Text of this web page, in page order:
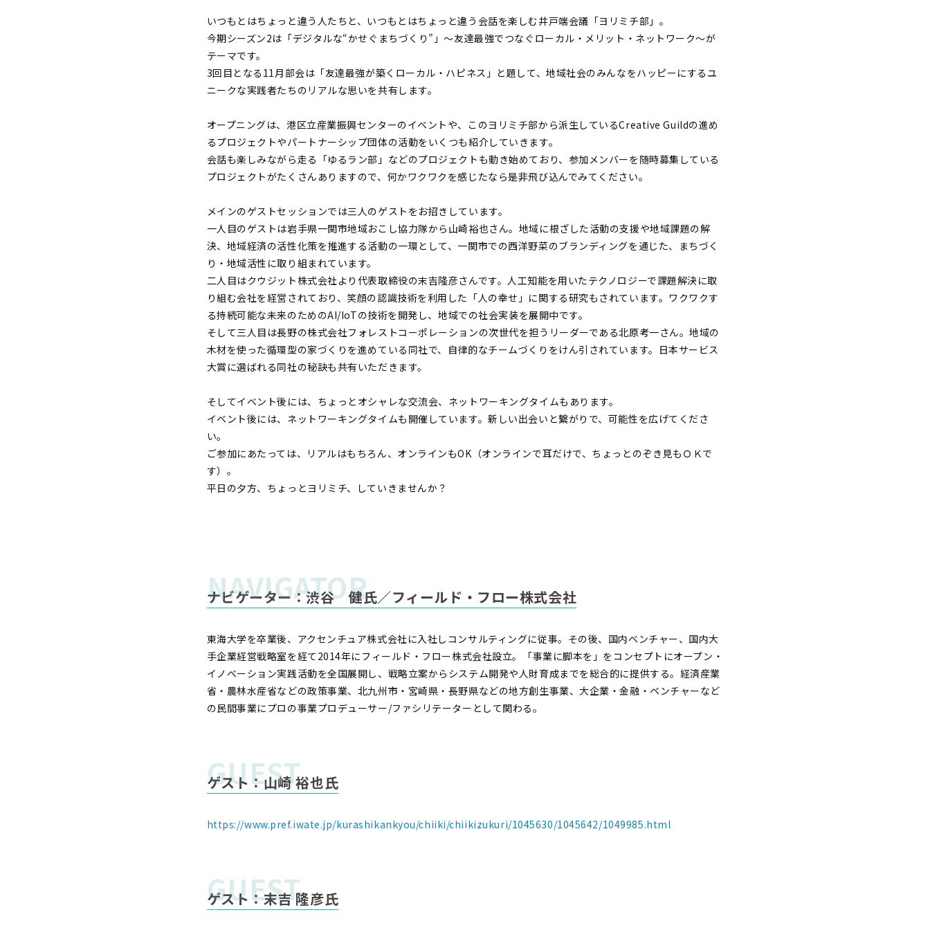
いつもとはちょっと違う人たちと、いつもとはちょっと違う会話を楽しむ井戸端会議「ヨリミチ部」。
今期シーズン2は「デジタルな“かせぐまちづくり”」～友達最強でつなぐローカル・メリット・ネットワーク～が
テーマです。
3回目となる11月部会は「友達最強が築くローカル・ハピネス」と題して、地域社会のみんなをハッピーにするユ
ニークな実践者たちのリアルな思いを共有します。
オープニングは、港区立産業振興センターのイベントや、このヨリミチ部から派生しているCreative Guildの進め
るプロジェクトやパートナーシップ団体の活動をいくつも紹介していきます。
会話も楽しみながら走る「ゆるラン部」などのプロジェクトも動き始めており、参加メンバーを随時募集している
プロジェクトがたくさんありますので、何かワクワクを感じたなら是非飛び込んでみてください。
メインのゲストセッションでは三人のゲストをお招きしています。
一人目のゲストは岩手県一関市地域おこし協力隊から山崎裕也さん。地域に根ざした活動の支援や地域課題の解
決、地域経済の活性化策を推進する活動の一環として、一関市での西洋野菜のブランディングを通じた、まちづく
り・地域活性に取り組まれています。
二人目はクウジット株式会社より代表取締役の末吉隆彦さんです。人工知能を用いたテクノロジーで課題解決に取
り組む会社を経営されており、笑顔の認識技術を利用した「人の幸せ」に関する研究もされています。ワクワクす
る持続可能な未来のためのAI/IoTの技術を開発し、地域での社会実装を展開中です。
そして三人目は長野の株式会社フォレストコーポレーションの次世代を担うリーダーである北原考一さん。地域の
木材を使った循環型の家づくりを進めている同社で、自律的なチームづくりをけん引されています。日本サービス
大賞に選ばれる同社の秘訣も共有いただきます。
そしてイベント後には、ちょっとオシャレな交流会、ネットワーキングタイムもあります。
イベント後には、ネットワーキングタイムも開催しています。新しい出会いと繋がりで、可能性を広げてくださ
い。
ご参加にあたっては、リアルはもちろん、オンラインもOK（オンラインで耳だけで、ちょっとのぞき見もＯＫで
す）。
平日の夕方、ちょっとヨリミチ、していきませんか？
ナビゲーター：渋谷 健氏／フィールド・フロー株式会社
東海大学を卒業後、アクセンチュア株式会社に入社しコンサルティングに従事。その後、国内ベンチャー、国内大
手企業経営戦略室を経て2014年にフィールド・フロー株式会社設立。「事業に脚本を」をコンセプトにオープン・
イノベーション実践活動を全国展開し、戦略立案からシステム開発や人財育成までを総合的に提供する。経済産業
省・農林水産省などの政策事業、北九州市・宮崎県・長野県などの地方創生事業、大企業・金融・ベンチャーなど
の民間事業にプロの事業プロデューサー/ファシリテーターとして関わる。
ゲスト：山崎 裕也氏
https://www.pref.iwate.jp/kurashikankyou/chiiki/chiikizukuri/1045630/1045642/1049985.html
ゲスト：末吉 隆彦氏